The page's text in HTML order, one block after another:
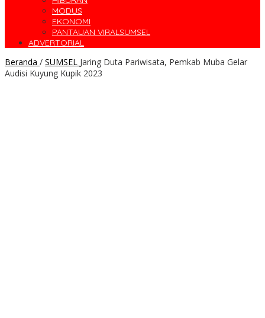
MODUS
EKONOMI
PANTAUAN VIRALSUMSEL
ADVERTORIAL
Beranda / SUMSEL Jaring Duta Pariwisata, Pemkab Muba Gelar
Audisi Kuyung Kupik 2023